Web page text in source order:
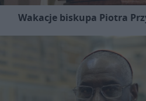
Wakacje biskupa Piotra